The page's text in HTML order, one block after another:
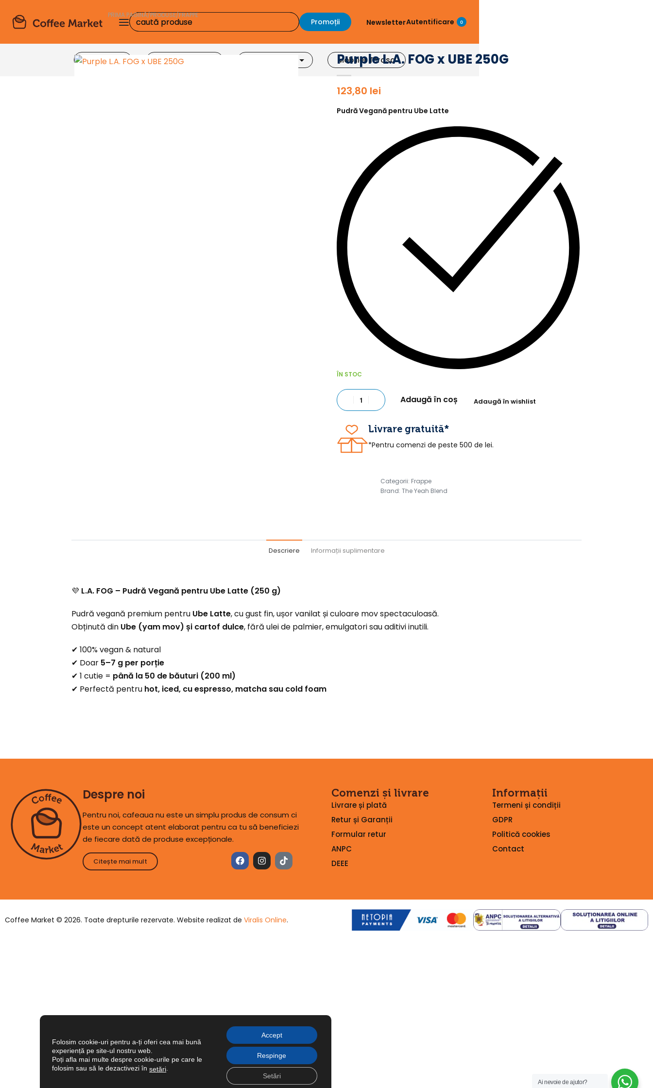
Promoții NewsletterAutentificare 0
Produse Echipamente Mobilier Terasa
PRIMA PAGINĂ/PRODUSE/FRAPPE
Purple L.A. FOG x UBE 250G
123,80 lei
Pudră Vegană pentru Ube Latte
ÎN STOC
Adaugă în coș Adaugă în wishlist
Livrare gratuită*
*Pentru comenzi de peste 500 de lei.
Categorii: Frappe
Brand: The Yeah Blend
Descriere Informații suplimentare
💜 L.A. FOG – Pudră Vegană pentru Ube Latte (250 g)
Pudră vegană premium pentru Ube Latte, cu gust fin, ușor vanilat și culoare mov spectaculoasă.
Obținută din Ube (yam mov) și cartof dulce, fără ulei de palmier, emulgatori sau aditivi inutili.
✔ 100% vegan & natural
✔ Doar 5–7 g per porție
✔ 1 cutie = până la 50 de băuturi (200 ml)
✔ Perfectă pentru hot, iced, cu espresso, matcha sau cold foam
Despre noi
Pentru noi, cafeaua nu este un simplu produs de consum ci
este un concept atent elaborat pentru ca tu să beneficiezi
de fiecare dată de produse excepționale.
Citește mai mult
Comenzi și livrare
Livrare și plată
Retur și Garanții
Formular retur
ANPC
DEEE
Informații
Termeni și condiții
GDPR
Politică cookies
Contact
Coffee Market © 2026. Toate drepturile rezervate. Website realizat de Viralis Online.
Folosim cookie-uri pentru a-ți oferi cea mai bună
experiență pe site-ul nostru web.
Poți afla mai multe despre cookie-urile pe care le
folosim sau să le dezactivezi însetări.
Accept
Respinge
Setări
Ai nevoie de ajutor?